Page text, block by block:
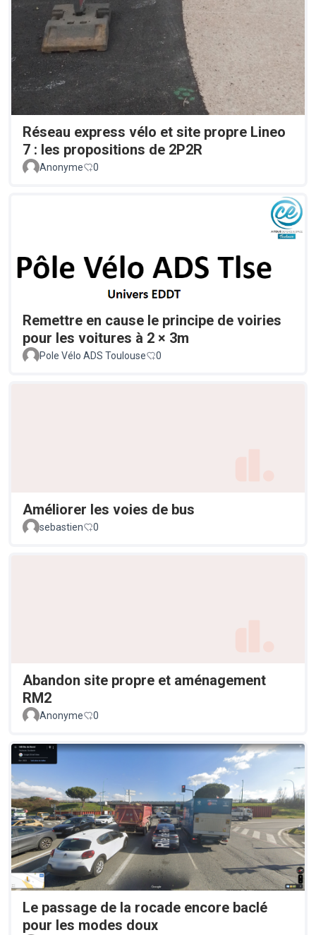
Réseau express vélo et site propre Lineo
7 : les propositions de 2P2R
Anonyme 0
Remettre en cause le principe de voiries
pour les voitures à 2 × 3m
Pole Vélo ADS Toulouse 0
Améliorer les voies de bus
sebastien 0
Abandon site propre et aménagement
RM2
Anonyme 0
Le passage de la rocade encore baclé
pour les modes doux